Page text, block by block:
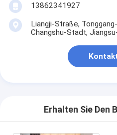
13862341927
Liangji-Straße,
Changshu-Stadt,
Erhalten Sie Den